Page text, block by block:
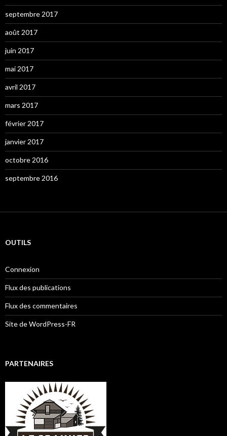
septembre 2017
août 2017
juin 2017
mai 2017
avril 2017
mars 2017
février 2017
janvier 2017
octobre 2016
septembre 2016
OUTILS
Connexion
Flux des publications
Flux des commentaires
Site de WordPress-FR
PARTENAIRES